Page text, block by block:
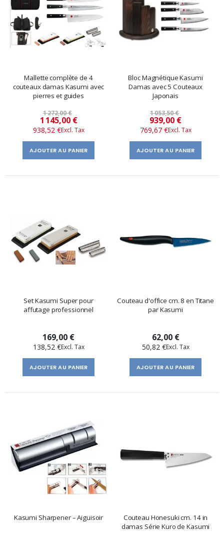
Mallette complète de 4
couteaux damas Kasumi avec
pierres et guides
1 272,00 €
Prix
​​
spécial
1 145,00 €
938,52 €
AJOUTER AU PANIER
Bloc Magnétique Kasumi
Damas avec 5 Couteaux
Japonais
1 053,50 €
Prix
spécial
939,00 €
769,67 €
AJOUTER AU PANIER
Set Kasumi Super pour
affutage professionnel
169,00 €
138,52 €
AJOUTER AU PANIER
Couteau d'office cm. 8 en Titane
par Kasumi
62,00 €
50,82 €
AJOUTER AU PANIER
Kasumi Sharpener – Aiguisoir
Couteau Honesuki cm. 14 in
damas Série Kuro de Kasumi